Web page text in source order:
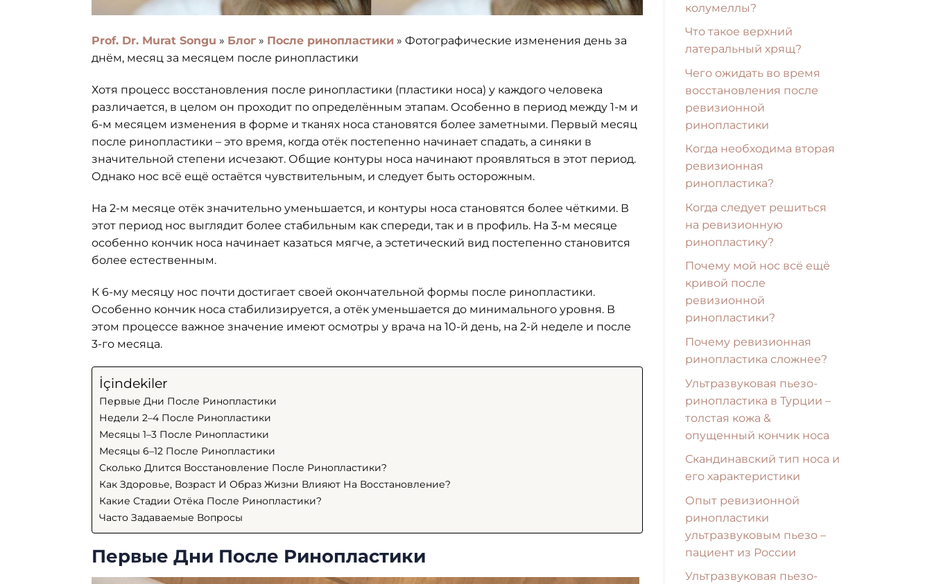
Prof. Dr. Murat Songu » Блог » После ринопластики » Фотографические изменения день за
днём, месяц за месяцем после ринопластики
Хотя процесс восстановления после ринопластики (пластики носа) у каждого человека
различается, в целом он проходит по определённым этапам. Особенно в период между 1-м и
6-м месяцем изменения в форме и тканях носа становятся более заметными. Первый месяц
после ринопластики – это время, когда отёк постепенно начинает спадать, а синяки в
значительной степени исчезают. Общие контуры носа начинают проявляться в этот период.
Однако нос всё ещё остаётся чувствительным, и следует быть осторожным.
На 2-м месяце отёк значительно уменьшается, и контуры носа становятся более чёткими. В
этот период нос выглядит более стабильным как спереди, так и в профиль. На 3-м месяце
особенно кончик носа начинает казаться мягче, а эстетический вид постепенно становится
более естественным.
К 6-му месяцу нос почти достигает своей окончательной формы после ринопластики.
Особенно кончик носа стабилизируется, а отёк уменьшается до минимального уровня. В
этом процессе важное значение имеют осмотры у врача на 10-й день, на 2-й неделе и после
3-го месяца.
İçindekiler
Первые Дни После Ринопластики
Недели 2–4 После Ринопластики
Месяцы 1–3 После Ринопластики
Месяцы 6–12 После Ринопластики
Сколько Длится Восстановление После Ринопластики?
Как Здоровье, Возраст И Образ Жизни Влияют На Восстановление?
Какие Стадии Отёка После Ринопластики?
Часто Задаваемые Вопросы
Первые Дни После Ринопластики
колумеллы?
Что такое верхний
латеральный хрящ?
Чего ожидать во время
восстановления после
ревизионной
ринопластики
Когда необходима вторая
ревизионная
ринопластика?
Когда следует решиться
на ревизионную
ринопластику?
Почему мой нос всё ещё
кривой после
ревизионной
ринопластики?
Почему ревизионная
ринопластика сложнее?
Ультразвуковая пьезо-
ринопластика в Турции –
толстая кожа &
опущенный кончик носа
Скандинавский тип носа и
его характеристики
Опыт ревизионной
ринопластики
ультразвуковым пьезо –
пациент из России
Ультразвуковая пьезо-